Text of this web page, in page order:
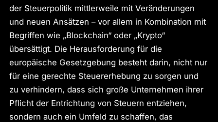
der Steuerpolitik mittlerweile mit Veränderungen
und neuen Ansätzen – vor allem in Kombination mit
Begriffen wie „Blockchain“ oder „Krypto“
übersättigt. Die Herausforderung für die
europäische Gesetzgebung besteht darin, nicht nur
für eine gerechte Steuererhebung zu sorgen und
zu verhindern, dass sich große Unternehmen ihrer
Pflicht der Entrichtung von Steuern entziehen,
sondern auch ein Umfeld zu schaffen, das